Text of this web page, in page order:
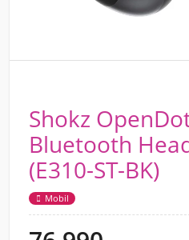
Shokz
Bluetooth
(E310-ST-BK)
Mobil